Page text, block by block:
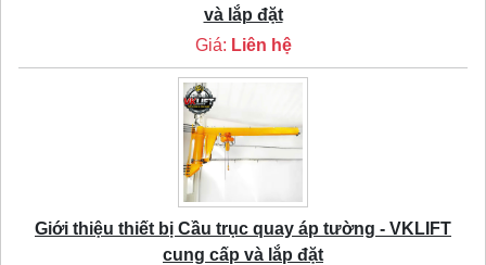
và lắp đặt
Giá: Liên hệ
Giới thiệu thiết bị Cầu trục quay áp tường - VKLIFT
cung cấp và lắp đặt